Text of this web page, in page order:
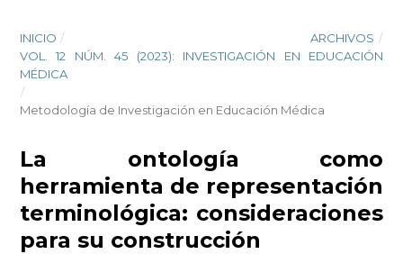
INICIO / ARCHIVOS /
VOL. 12 NÚM. 45 (2023): INVESTIGACIÓN EN EDUCACIÓN
MÉDICA
/
Metodología de Investigación en Educación Médica
La ontología como
herramienta de representación
terminológica: consideraciones
para su construcción